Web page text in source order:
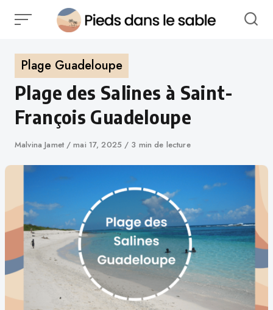
Plage Guadeloupe
Plage des Salines à Saint-
François Guadeloupe
Malvina Jamet mai 17, 2025 3 min de lecture